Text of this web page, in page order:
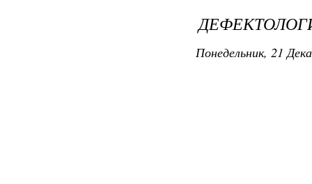
Понедельник, 21